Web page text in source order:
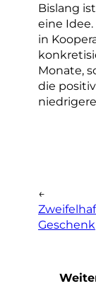
Bislang
eine
in
Monate,
die
←
Geschenk